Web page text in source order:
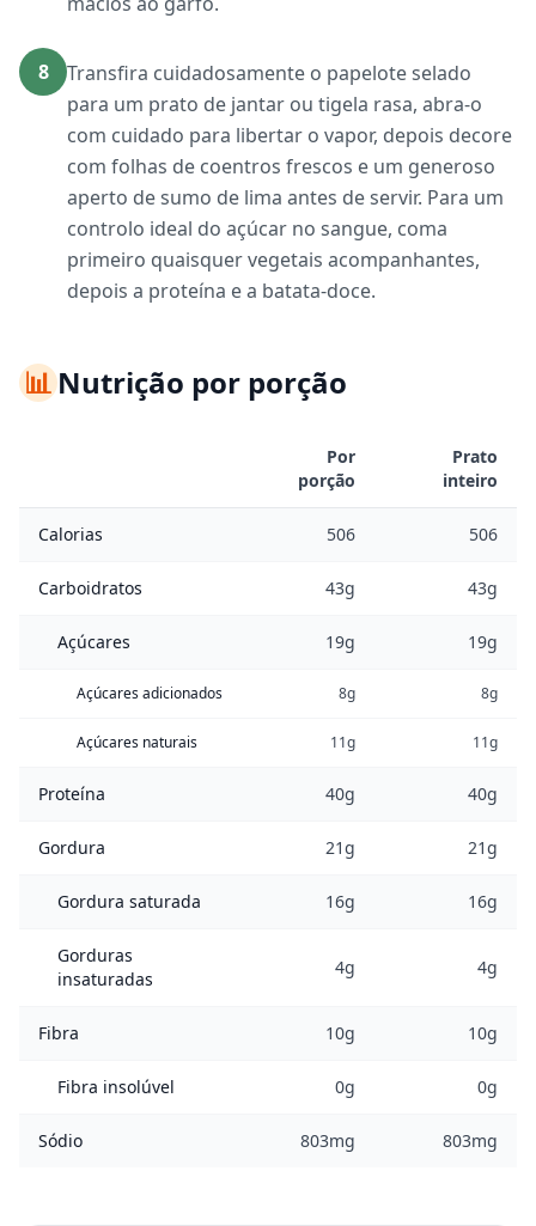
8
Transfira cuidadosamente o papelote selado
para um prato de jantar ou tigela rasa, abra-o
com cuidado para libertar o vapor, depois decore
com folhas de coentros frescos e um generoso
aperto de sumo de lima antes de servir. Para um
controlo ideal do açúcar no sangue, coma
primeiro quaisquer vegetais acompanhantes,
depois a proteína e a batata-doce.
📊Nutrição por porção
Por
porção
Prato
inteiro
Calorias 506 506
Carboidratos 43g 43g
Açúcares 19g 19g
Açúcares adicionados 8g 8g
Açúcares naturais 11g 11g
Proteína 40g 40g
Gordura 21g 21g
Gordura saturada 16g 16g
Gorduras
insaturadas
4g 4g
Fibra 10g 10g
Fibra insolúvel 0g 0g
Sódio 803mg 803mg